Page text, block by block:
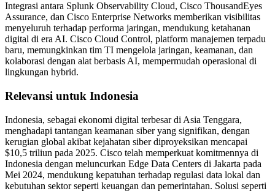
Integrasi antara Splunk Observability Cloud, Cisco ThousandEyes
Assurance, dan Cisco Enterprise Networks memberikan visibilitas
menyeluruh terhadap performa jaringan, mendukung ketahanan
digital di era AI. Cisco Cloud Control, platform manajemen terpadu
baru, memungkinkan tim TI mengelola jaringan, keamanan, dan
kolaborasi dengan alat berbasis AI, mempermudah operasional di
lingkungan hybrid.
Relevansi untuk Indonesia
Indonesia, sebagai ekonomi digital terbesar di Asia Tenggara,
menghadapi tantangan keamanan siber yang signifikan, dengan
kerugian global akibat kejahatan siber diproyeksikan mencapai
$10,5 triliun pada 2025. Cisco telah memperkuat komitmennya di
Indonesia dengan meluncurkan Edge Data Centers di Jakarta pada
Mei 2024, mendukung kepatuhan terhadap regulasi data lokal dan
kebutuhan sektor seperti keuangan dan pemerintahan. Solusi seperti